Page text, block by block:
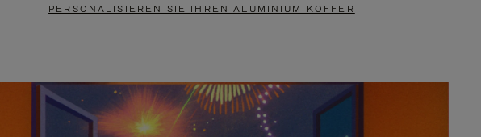
PERSONALISIEREN SIE IHREN ALUMINIUM KOFFER